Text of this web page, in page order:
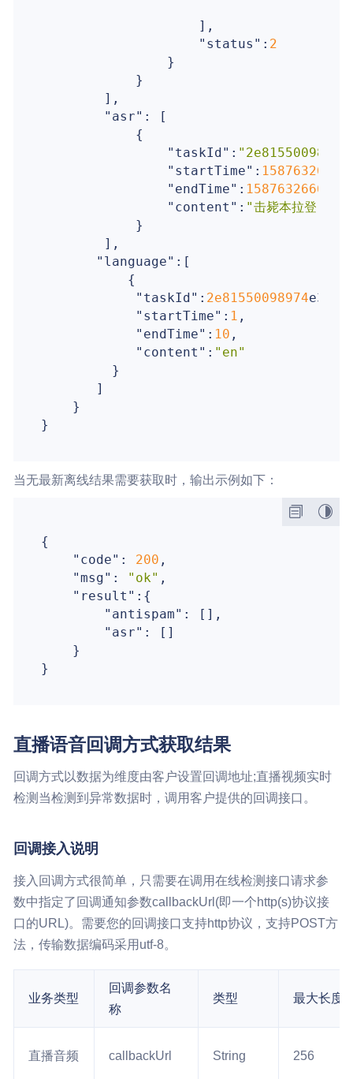
                    ],
"status" : 2
                }
            }
        ],
"asr" : [
            {
"taskId" :
"startTime" :
"endTime" : 1587632666955
"content" : "击毙本拉登"
            }
        ],
"language" :[
           {
"taskId" : 2e81550098974
"startTime" : 1 ,
"endTime" : 10 ,
"content" : "en"
         }
       ]
    }
当无最新离线结果需要获取时，输出示例如下：
{
"code" : 200 ,
"msg" : "ok" ,
"result" :{
"antispam" : [],
"asr" : []
    }
直播语音回调方式获取结果
回调方式以数据为维度由客户设置回调地址;直播视频实时
检测当检测到异常数据时，调用客户提供的回调接口。
回调接入说明
接入回调方式很简单，只需要在调用在线检测接口请求参
数中指定了回调通知参数callbackUrl(即一个http(s)协议接
口的URL)。需要您的回调接口支持http协议，支持POST方
法，传输数据编码采用utf-8。
业务类型
回调参数名
称
类型 最大长度
直播音频 callbackUrl String 256